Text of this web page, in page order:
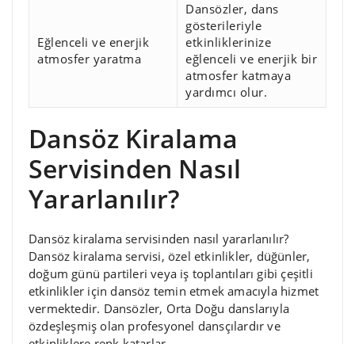
Eğlenceli ve enerjik
atmosfer yaratma
Dansözler, dans
gösterileriyle
etkinliklerinize
eğlenceli ve enerjik bir
atmosfer katmaya
yardımcı olur.
Dansöz Kiralama
Servisinden Nasıl
Yararlanılır?
Dansöz kiralama servisinden nasıl yararlanılır?
Dansöz kiralama servisi, özel etkinlikler, düğünler,
doğum günü partileri veya iş toplantıları gibi çeşitli
etkinlikler için dansöz temin etmek amacıyla hizmet
vermektedir. Dansözler, Orta Doğu danslarıyla
özdeşleşmiş olan profesyonel dansçılardır ve